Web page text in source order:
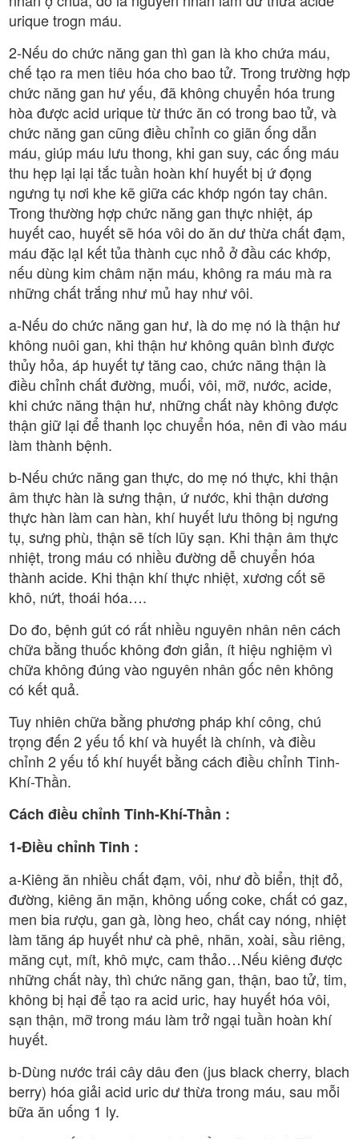
urique trogn máu.
2-Nếu do chức năng gan thì gan là kho chứa máu,
chế tạo ra men tiêu hóa cho bao tử. Trong trường hợp
chức năng gan hư yếu, đã không chuyển hóa trung
hòa được acid urique từ thức ăn có trong bao tử, và
chức năng gan cũng điều chỉnh co giãn ống dẫn
máu, giúp máu lưu thong, khi gan suy, các ống máu
thu hẹp lại lại tắc tuần hoàn khí huyết bị ứ đọng
ngưng tụ nơi khe kẽ giữa các khớp ngón tay chân.
Trong thường hợp chức năng gan thực nhiệt, áp
huyết cao, huyết sẽ hóa vôi do ăn dư thừa chất đạm,
máu đặc lạI kết tủa thành cục nhỏ ở đầu các khớp,
nếu dùng kim châm nặn máu, không ra máu mà ra
những chất trắng như mủ hay như vôi.
a-Nếu do chức năng gan hư, là do mẹ nó là thận hư
không nuôi gan, khi thận hư không quân bình được
thủy hỏa, áp huyết tự tăng cao, chức năng thận là
điều chỉnh chất đường, muối, vôi, mỡ, nước, acide,
khi chức năng thận hư, những chất này không được
thận giữ lại để thanh lọc chuyển hóa, nên đi vào máu
làm thành bệnh.
b-Nếu chức năng gan thực, do mẹ nó thực, khi thận
âm thực hàn là sưng thận, ứ nước, khi thận dương
thực hàn làm can hàn, khí huyết lưu thông bị ngưng
tụ, sưng phù, thận sẽ tích lũy sạn. Khi thận âm thực
nhiệt, trong máu có nhiều đường dễ chuyển hóa
thành acide. Khi thận khí thực nhiệt, xương cốt sẽ
khô, nứt, thoái hóa….
Do đo, bệnh gút có rất nhiều nguyên nhân nên cách
chữa bằng thuốc không đơn giản, ít hiệu nghiệm vì
chữa không đúng vào nguyên nhân gốc nên không
có kết quả.
Tuy nhiên chữa bằng phương pháp khí công, chú
trọng đến 2 yếu tố khí và huyết là chính, và điều
chỉnh 2 yếu tố khí huyết bằng cách điều chỉnh Tinh-
Khí-Thần.
Cách điều chỉnh Tinh-Khí-Thần :
1-Điều chỉnh Tinh :
a-Kiêng ăn nhiều chất đạm, vôi, như đồ biển, thịt đỏ,
đường, kiêng ăn mặn, không uống coke, chất có gaz,
men bia rượu, gan gà, lòng heo, chất cay nóng, nhiệt
làm tăng áp huyết như cà phê, nhãn, xoài, sầu riêng,
măng cụt, mít, khô mực, cam thảo…Nếu kiêng được
những chất này, thì chức năng gan, thận, bao tử, tim,
không bị hại để tạo ra acid uric, hay huyết hóa vôi,
sạn thận, mỡ trong máu làm trở ngại tuần hoàn khí
huyết.
b-Dùng nước trái cây dâu đen (jus black cherry, blach
berry) hóa giải acid uric dư thừa trong máu, sau mỗi
bữa ăn uống 1 ly.